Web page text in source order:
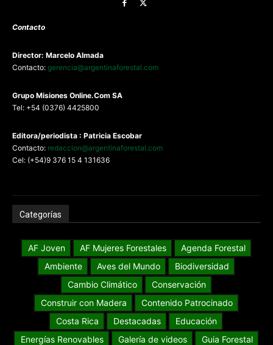
Contacto
Director: Marcelo Almada
Contacto: gerencia@argentinaforestal.com
Grupo Misiones Online.Com SA
Tel: +54 (0376) 4425800
Editora/periodista : Patricia Escobar
Contacto: redaccion@argentinaforestal.com
Cel: (+54)9 376 15 4 131636
Categorías
AF Joven AF Mujeres Forestales
Agenda Forestal
Ambiente
Aves del Mundo
Biodiversidad
Cambio Climático
Conservación
Construir con Madera
Contenido Patrocinado
Costa Rica
Destacadas
Educación
Energías Renovables
Galería de videos
Guia Forestal